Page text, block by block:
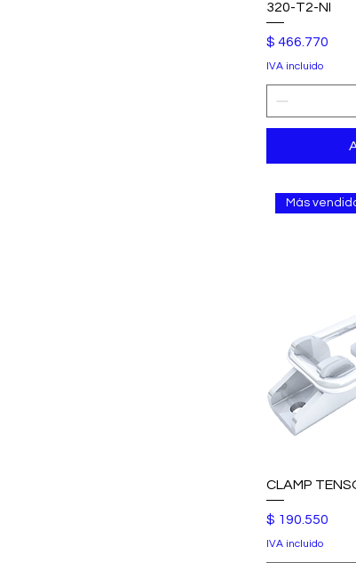
320-T2-NI
Precio
$ 466.770
IVA incluido
Más
CLAMP
Precio
$ 190.550
IVA incluido